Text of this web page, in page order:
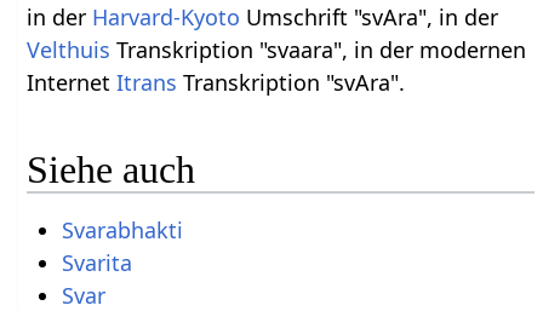
in der Harvard-Kyoto Umschrift "svAra", in der
Velthuis Transkription "svaara", in der modernen
InternetItrans Transkription "svAra".
Siehe auch
Svarabhakti
Svarita
Svar